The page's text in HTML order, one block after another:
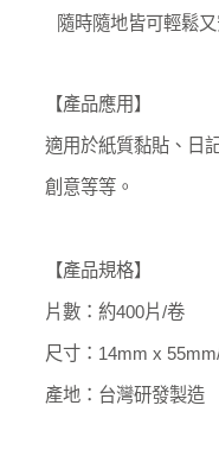
隨時隨地皆可輕鬆
【產品應用】
適用於紙質黏貼、日
創意等等。
【產品規格】
片數：約400片/卷
尺寸：14mm x
產地：台灣研發製造